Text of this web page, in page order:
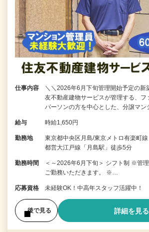
仕事内容
＼＼2026年6月下旬管理開始予定の新
友不動産建物サービスが管理する、フ
パーソンの方を中心とした、分譲マ
給与 時給1,650円
勤務地
東京都中央区月島/東京メトロ有楽町線
都営大江戸線「月島駅」徒歩5分
勤務時間
＜～2026年6月下旬＞ シフト制 ※管
ご勤務いただきます。 ※…
応募資格 未経験OK！中高年スタッフ活躍中！
後で見る 詳細を見る